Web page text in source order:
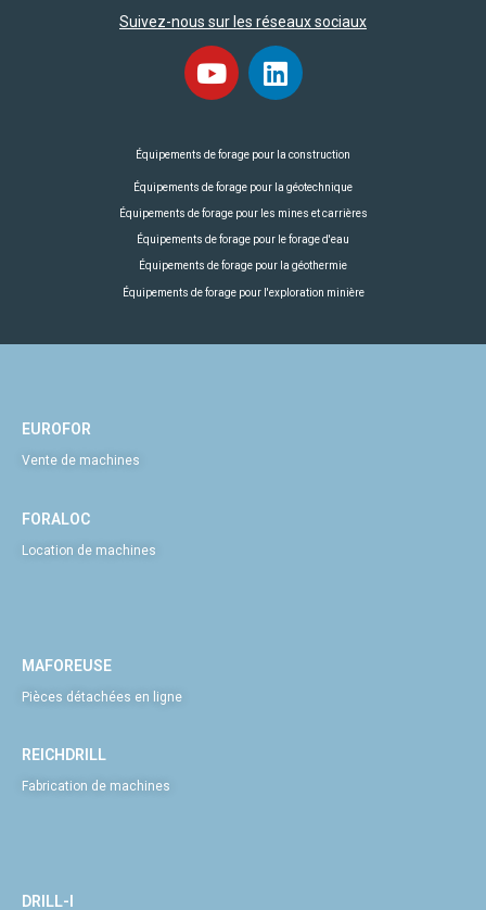
Suivez-nous sur les réseaux sociaux
Équipements de forage pour la construction
Équipements de forage pour la géotechnique
Équipements de forage pour les mines et carrières
Équipements de forage pour le forage d'eau
Équipements de forage pour la géothermie
Équipements de forage pour l'exploration minière
EUROFOR
Vente de machines
FORALOC
Location de machines
MAFOREUSE
Pièces détachées en ligne
REICHDRILL
Fabrication de machines
DRILL-I